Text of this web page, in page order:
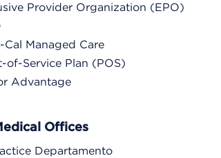
Provider Organization (EPO)
Cal Managed Care
of-Service Plan (POS)
Advantage
Offices
Departamento